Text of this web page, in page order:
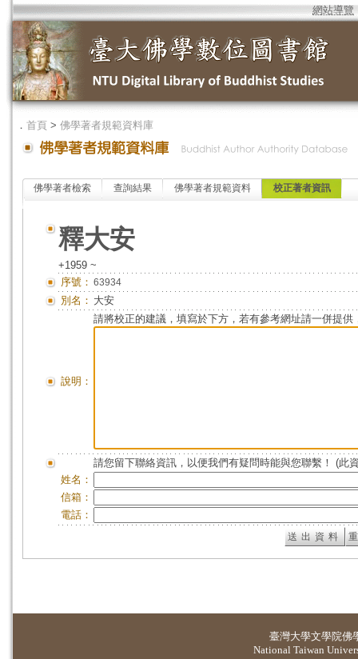
網站導覽
． 首頁 > 佛學著者規範資料庫
佛學著者檢索 查詢結果 佛學著者規範資料 校正著者資訊
釋大安
+1959 ~
序號： 63934
別名： 大安
說明：
請將校正的建議，填寫於下方，若有參考網址請一併提供
請您留下聯絡資訊，以便我們有疑問時能與您聯繫！ (此
姓名：
信箱：
電話：
臺灣大學文學院佛
National Taiwan